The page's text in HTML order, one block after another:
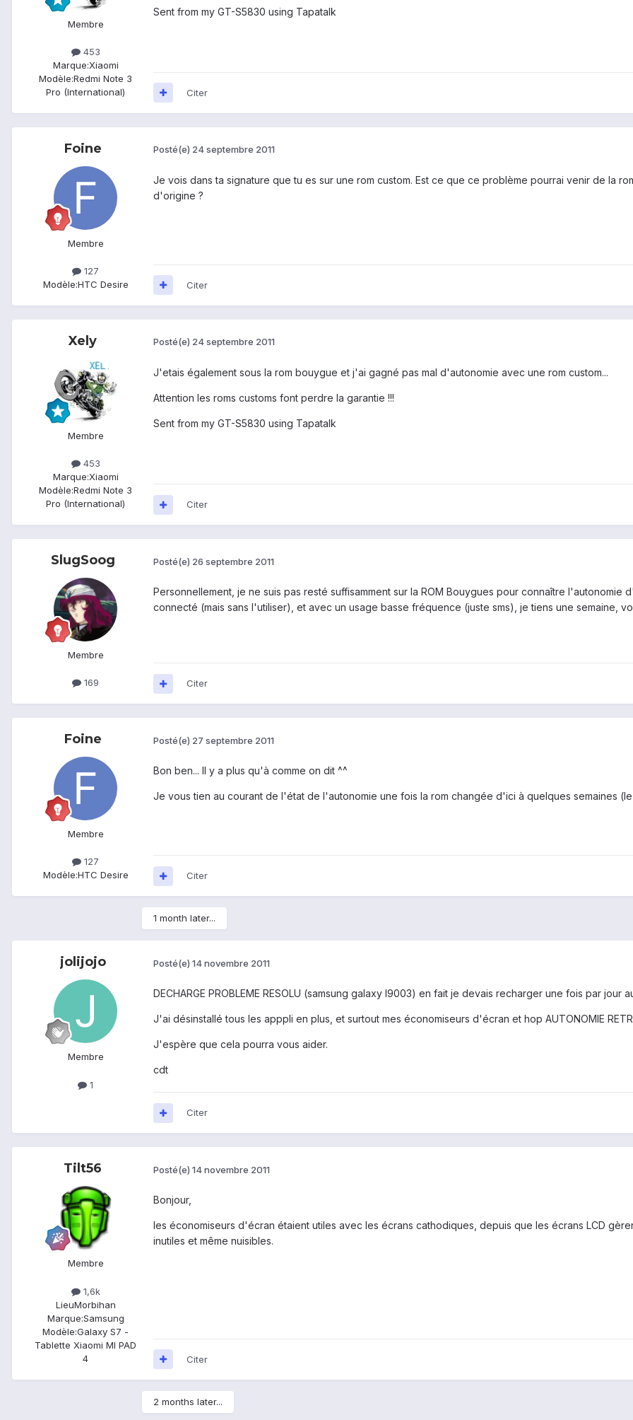
Membre
453
Marque:Xiaomi
Modèle:Redmi Note 3
Pro (International)
Sent from my GT-S5830 using Tapatalk
Citer
Foine
Membre
127
Modèle:HTC Desire
Posté(e) 24 septembre 2011
Je vois dans ta signature que tu es sur une rom custom. Est ce que ce problème pourrai venir de la
d'origine ?
Citer
Xely
Membre
453
Marque:Xiaomi
Modèle:Redmi Note 3
Pro (International)
Posté(e) 24 septembre 2011
J'etais également sous la rom bouygue et j'ai gagné pas mal d'autonomie avec une rom custom...
Attention les roms customs font perdre la garantie !!!
Sent from my GT-S5830 using Tapatalk
Citer
SlugSoog
Membre
169
Posté(e) 26 septembre 2011
Personnellement, je ne suis pas resté suffisamment sur la ROM Bouygues pour connaître
connecté (mais sans l'utiliser), et avec un usage basse fréquence (juste sms), je tiens une semaine,
Citer
Foine
Membre
127
Modèle:HTC Desire
Posté(e) 27 septembre 2011
Bon ben... Il y a plus qu'à comme on dit ^^
Je vous tien au courant de l'état de l'autonomie une fois la rom changée d'ici à quelques semaines
Citer
1 month later...
jolijojo
Membre
1
Posté(e) 14 novembre 2011
DECHARGE PROBLEME RESOLU (samsung galaxy I9003) en fait je devais recharger une fois par jour
J'ai désinstallé tous les apppli en plus, et surtout mes économiseurs d'écran et hop AUTONOMIE
J'espère que cela pourra vous aider.
cdt
Citer
Tilt56
Membre
1,6k
LieuMorbihan
Marque:Samsung
Modèle:Galaxy S7 -
Tablette Xiaomi MI PAD
4
Posté(e) 14 novembre 2011
Bonjour,
les économiseurs d'écran étaient utiles avec les écrans cathodiques, depuis que les écrans LCD
inutiles et même nuisibles.
Citer
2 months later...